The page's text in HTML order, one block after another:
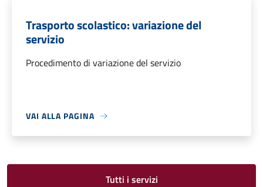
Trasporto scolastico: variazione del
servizio
Procedimento di variazione del servizio
VAI ALLA PAGINA
Tutti i servizi